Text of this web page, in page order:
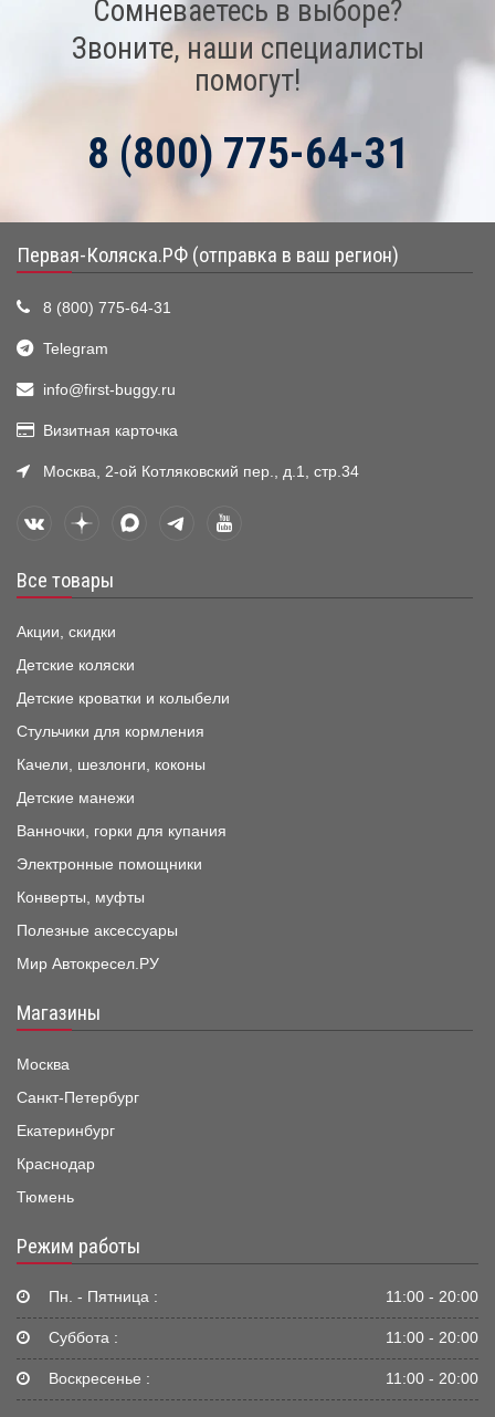
Сомневаетесь в выборе?
Звоните, наши специалисты
помогут!
8 (800) 775-64-31
Первая-Коляска.РФ (отправка в ваш регион)
8 (800) 775-64-31
Telegram
info@first-buggy.ru
Визитная карточка
Москва, 2-ой Котляковский пер., д.1, стр.34
Все товары
Акции, скидки
Детские коляски
Детские кроватки и колыбели
Стульчики для кормления
Качели, шезлонги, коконы
Детские манежи
Ванночки, горки для купания
Электронные помощники
Конверты, муфты
Полезные аксессуары
Мир Автокресел.РУ
Магазины
Москва
Санкт-Петербург
Екатеринбург
Краснодар
Тюмень
Режим работы
Пн. - Пятница : 11:00 - 20:00
Суббота : 11:00 - 20:00
Воскресенье : 11:00 - 20:00